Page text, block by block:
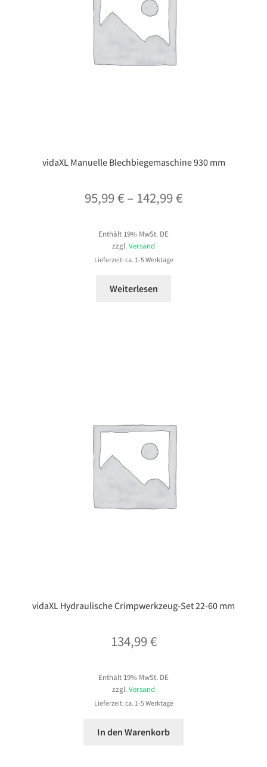
vidaXL Manuelle Blechbiegemaschine 930 mm
95,99€ – 142,99€Preisspanne:
Enthält 19% MwSt. DE
zzgl. Versand
Lieferzeit: ca. 1-5 Werktage
Weiterlesen
vidaXL Hydraulische Crimpwerkzeug-Set 22-60 mm
134,99€
Enthält 19% MwSt. DE
zzgl. Versand
Lieferzeit: ca. 1-5 Werktage
In den Warenkorb